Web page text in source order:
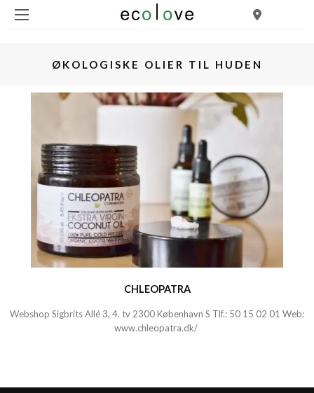
ØKOLOGISKE OLIER TIL HUDEN
CHLEOPATRA
Webshop Sigbrits Allé 3, 4. tv 2300 København S Tlf.: 50 15 02 01 Web:
www.chleopatra.dk/